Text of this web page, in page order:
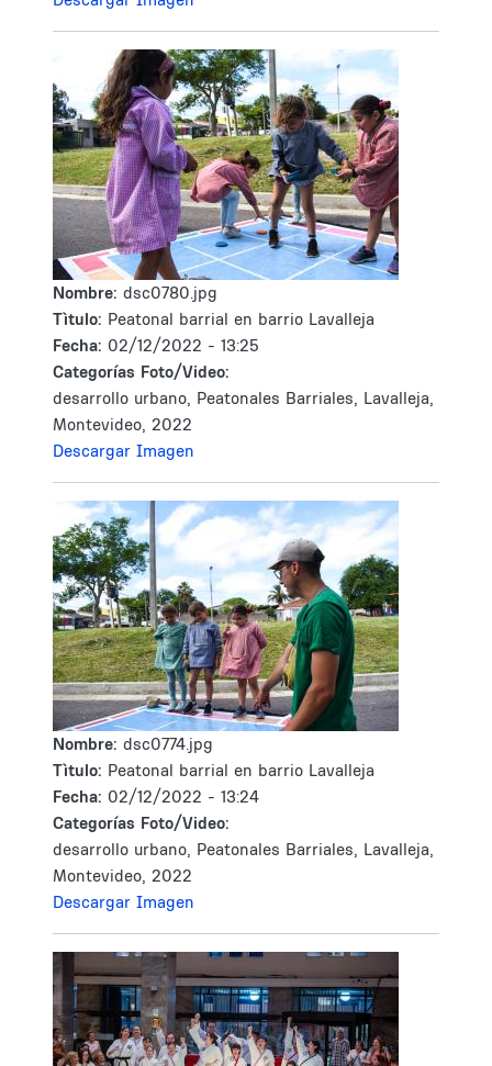
Nombre: dsc0780.jpg
Tìtulo: Peatonal barrial en barrio Lavalleja
Fecha: 02/12/2022 - 13:25
Categorías Foto/Video:
desarrollo urbano, Peatonales Barriales, Lavalleja,
Montevideo, 2022
Descargar Imagen
Nombre: dsc0774.jpg
Tìtulo: Peatonal barrial en barrio Lavalleja
Fecha: 02/12/2022 - 13:24
Categorías Foto/Video:
desarrollo urbano, Peatonales Barriales, Lavalleja,
Montevideo, 2022
Descargar Imagen